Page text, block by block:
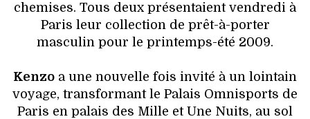
VOYAGES & LOISIRS
chemises. Tous deux présentaient vendredi à
Paris leur collection de prêt-à-porter
masculin pour le printemps-été 2009.
Kenzo a une nouvelle fois invité à un lointain
voyage, transformant le Palais Omnisports de
Paris en palais des Mille et Une Nuits, au sol